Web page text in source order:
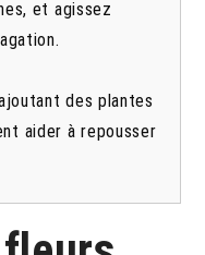
et agissez
des plantes
aider à repousser